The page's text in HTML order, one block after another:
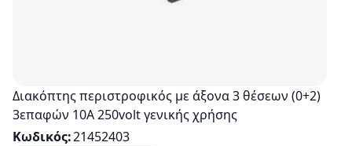
Διακόπτης περιστροφικός με άξονα 3 θέσεων (0+2)
3επαφών 10A 250volt γενικής χρήσης
Κωδικός 21452403